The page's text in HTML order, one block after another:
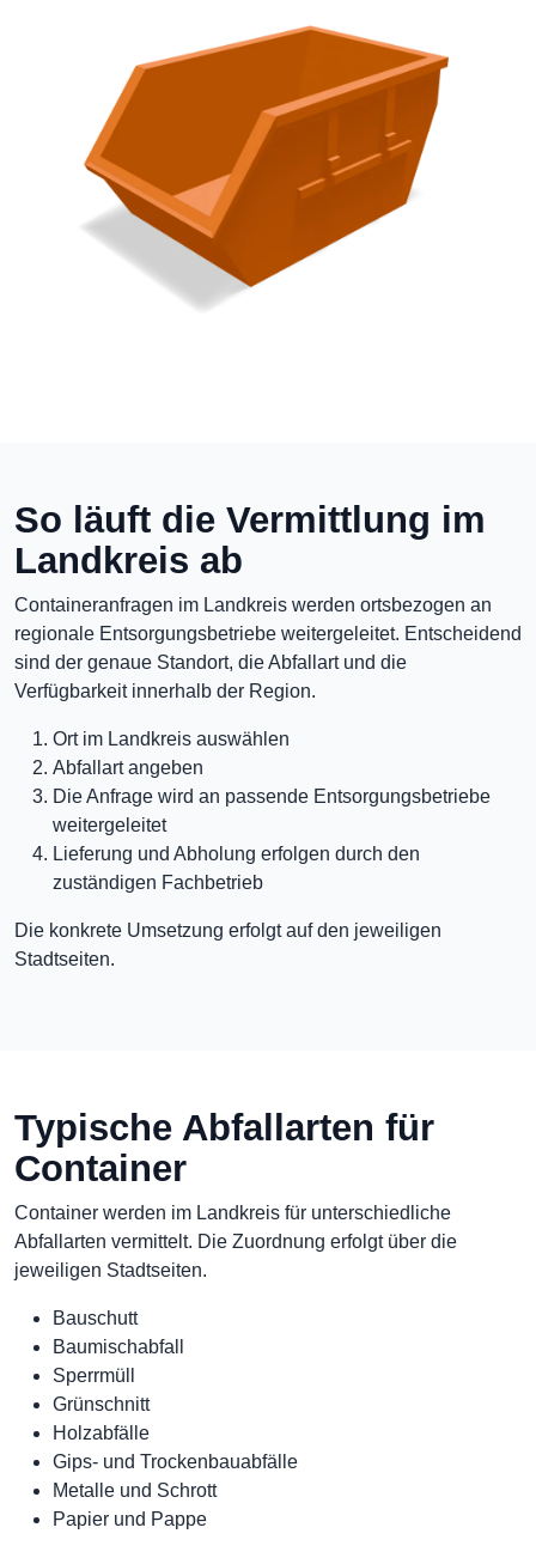
So läuft die Vermittlung im
Landkreis ab
Containeranfragen im Landkreis werden ortsbezogen an
regionale Entsorgungsbetriebe weitergeleitet. Entscheidend
sind der genaue Standort, die Abfallart und die
Verfügbarkeit innerhalb der Region.
Ort im Landkreis auswählen
Abfallart angeben
Die Anfrage wird an passende Entsorgungsbetriebe
weitergeleitet
Lieferung und Abholung erfolgen durch den
zuständigen Fachbetrieb
Die konkrete Umsetzung erfolgt auf den jeweiligen
Stadtseiten.
Typische Abfallarten für
Container
Container werden im Landkreis für unterschiedliche
Abfallarten vermittelt. Die Zuordnung erfolgt über die
jeweiligen Stadtseiten.
Bauschutt
Baumischabfall
Sperrmüll
Grünschnitt
Holzabfälle
Gips- und Trockenbauabfälle
Metalle und Schrott
Papier und Pappe